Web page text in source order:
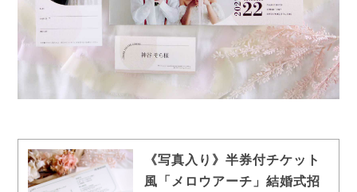
《写真入り》半券付チケット
風「メロウアーチ」結婚式招